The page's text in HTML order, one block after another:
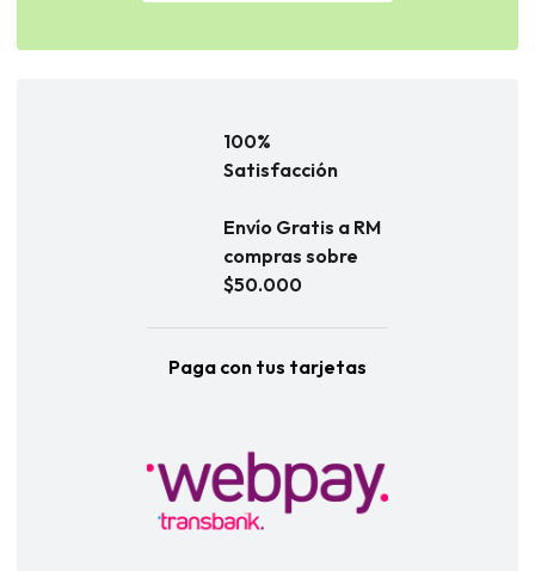
100%
Satisfacción
Envío Gratis a RM
compras sobre
$50.000
Paga con tus tarjetas